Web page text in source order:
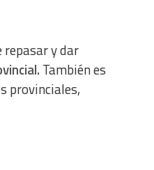
y dar
También es
provinciales,